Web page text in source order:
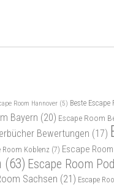
Room Hannover (5) Beste
Bayern (20) Escape Room
Bewertungen (17)
Room Koblenz (7) Escape
(63) Escape Room
Sachsen (21) Escape